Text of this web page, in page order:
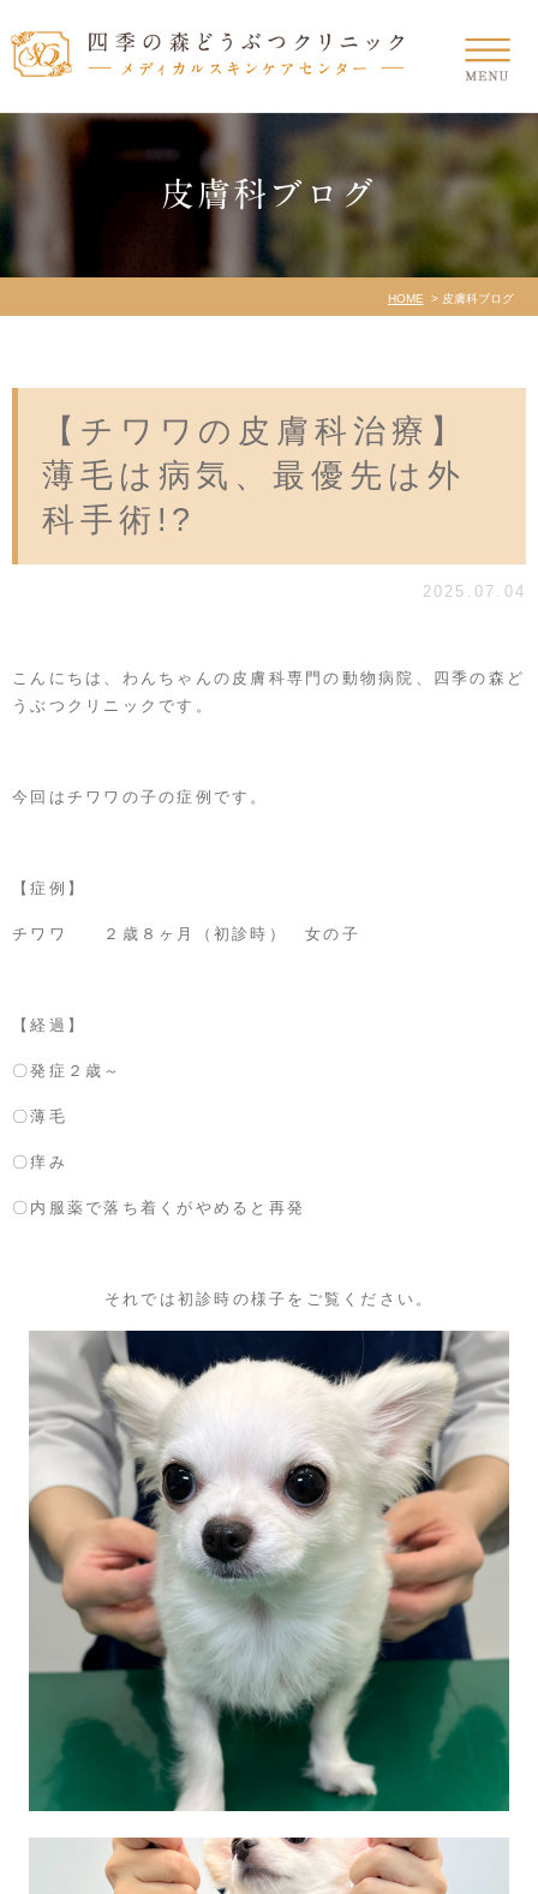
皮膚科ブログ
HOME 皮膚科ブログ
【チワワの皮膚科治療】
薄毛は病気、最優先は外
科手術!?
2025.07.04
こんにちは、わんちゃんの皮膚科専門の動物病院、四季の森ど
うぶつクリニックです。
今回はチワワの子の症例です。
【症例】
チワワ ２歳８ヶ月（初診時） 女の子
【経過】
〇発症２歳～
〇薄毛
〇痒み
〇内服薬で落ち着くがやめると再発
それでは初診時の様子をご覧ください。